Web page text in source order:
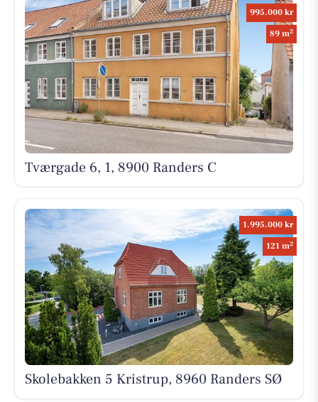
995.000 kr
89 m2
Tværgade 6, 1, 8900 Randers C
1.995.000 kr
121 m2
Skolebakken 5 Kristrup, 8960 Randers SØ